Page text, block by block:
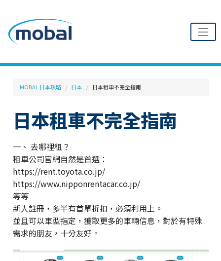
MOBAL 日本攻略 日本 日本租車不完全指南
日本租車不完全指南
一、 去哪裡租？
租車公司官網自然是首選：
https://rent.toyota.co.jp/
https://www.nipponrentacar.co.jp/
等等
新人註冊，多半有首單折扣，必須利用上。
並且可以車型指定，獲取更多的車輛信息，對於有特殊
需求的朋友，十分友好。